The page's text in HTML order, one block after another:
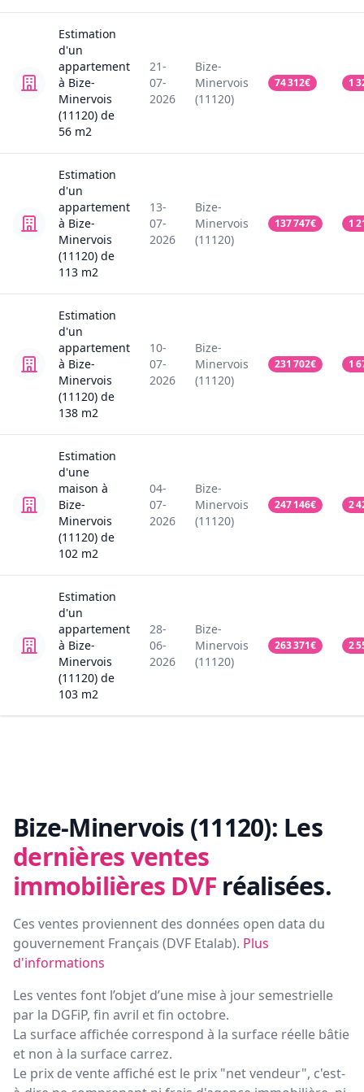
Estimation
d'un
appartement
à Bize-
Minervois
(11120) de
56 m2
21-
07-
2026
Bize-
Minervois
(11120)
74 312€ 1
Estimation
d'un
appartement
à Bize-
Minervois
(11120) de
113 m2
13-
07-
2026
Bize-
Minervois
(11120)
137 747€ 1
Estimation
d'un
appartement
à Bize-
Minervois
(11120) de
138 m2
10-
07-
2026
Bize-
Minervois
(11120)
231 702€ 1
Estimation
d'une
maison à
Bize-
Minervois
(11120) de
102 m2
04-
07-
2026
Bize-
Minervois
(11120)
247 146€ 2
Estimation
d'un
appartement
à Bize-
Minervois
(11120) de
103 m2
28-
06-
2026
Bize-
Minervois
(11120)
263 371€ 2
Bize-Minervois (11120): Les
dernières ventes
immobilières DVF réalisées.
Ces ventes proviennent des données open data du
gouvernement Français (DVF Etalab). Plus
d'informations
Les ventes font l’objet d’une mise à jour semestrielle
par la DGFiP, fin avril et fin octobre.
La surface affichée correspond à la surface réelle bâtie
et non à la surface carrez.
Le prix de vente affiché est le prix "net vendeur", c'est-